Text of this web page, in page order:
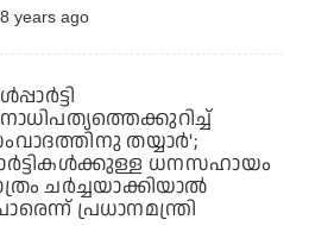
8 years ago
തയ്യാര്‍';
ധനസഹായം
ചര്‍ച്ചയാക്കിയാല്‍
പ്രധാനമന്ത്രി